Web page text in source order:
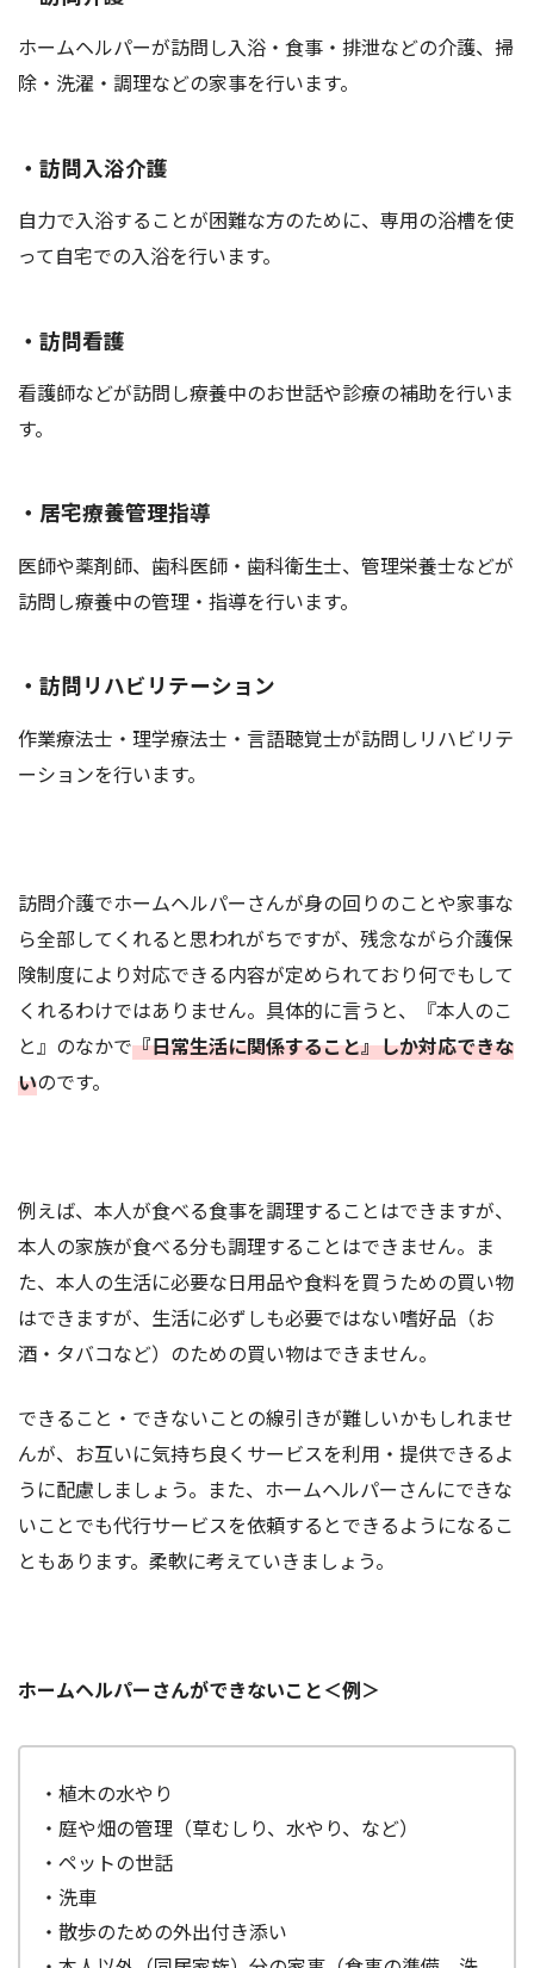
ホームヘルパーが訪問し入浴・食事・排泄などの介護、掃
除・洗濯・調理などの家事を行います。
・訪問入浴介護
自力で入浴することが困難な方のために、専用の浴槽を使
って自宅での入浴を行います。
・訪問看護
看護師などが訪問し療養中のお世話や診療の補助を行いま
す。
・居宅療養管理指導
医師や薬剤師、歯科医師・歯科衛生士、管理栄養士などが
訪問し療養中の管理・指導を行います。
・訪問リハビリテーション
作業療法士・理学療法士・言語聴覚士が訪問しリハビリテ
ーションを行います。
訪問介護でホームヘルパーさんが身の回りのことや家事な
ら全部してくれると思われがちですが、残念ながら介護保
険制度により対応できる内容が定められており何でもして
くれるわけではありません。具体的に言うと、『本人のこ
と』のなかで『日常生活に関係すること』しか対応できな
いのです。
例えば、本人が食べる食事を調理することはできますが、
本人の家族が食べる分も調理することはできません。ま
た、本人の生活に必要な日用品や食料を買うための買い物
はできますが、生活に必ずしも必要ではない嗜好品（お
酒・タバコなど）のための買い物はできません。
できること・できないことの線引きが難しいかもしれませ
んが、お互いに気持ち良くサービスを利用・提供できるよ
うに配慮しましょう。また、ホームヘルパーさんにできな
いことでも代行サービスを依頼するとできるようになるこ
ともあります。柔軟に考えていきましょう。
ホームヘルパーさんができないこと＜例＞
・植木の水やり
・庭や畑の管理（草むしり、水やり、など）
・ペットの世話
・洗車
・散歩のための外出付き添い